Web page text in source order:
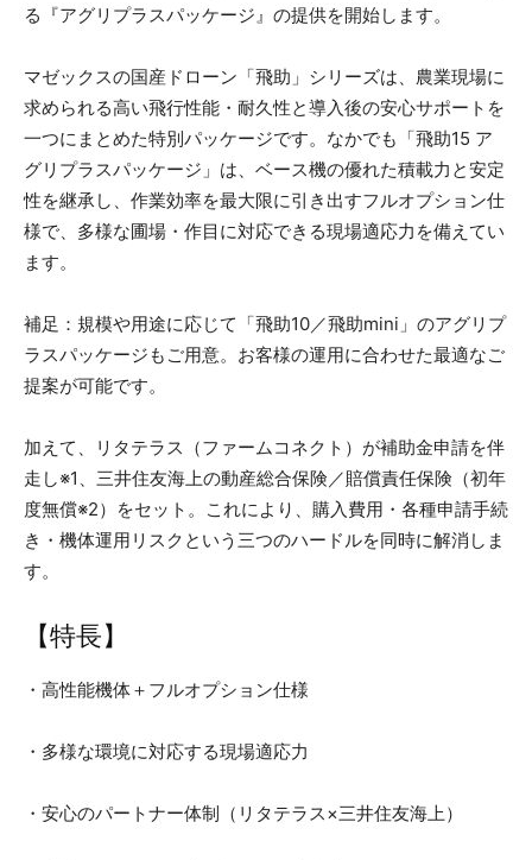
る『アグリプラスパッケージ』の提供を開始します。
マゼックスの国産ドローン「飛助」シリーズは、農業現場に
求められる高い飛行性能・耐久性と導入後の安心サポートを
一つにまとめた特別パッケージです。なかでも「飛助15 ア
グリプラスパッケージ」は、ベース機の優れた積載力と安定
性を継承し、作業効率を最大限に引き出すフルオプション仕
様で、多様な圃場・作目に対応できる現場適応力を備えてい
ます。
補足：規模や用途に応じて「飛助10／飛助mini」のアグリプ
ラスパッケージもご用意。お客様の運用に合わせた最適なご
提案が可能です。
加えて、リタテラス（ファームコネクト）が補助金申請を伴
走し※1、三井住友海上の動産総合保険／賠償責任保険（初年
度無償※2）をセット。これにより、購入費用・各種申請手続
き・機体運用リスクという三つのハードルを同時に解消しま
す。
【特長】
・高性能機体＋フルオプション仕様
・多様な環境に対応する現場適応力
・安心のパートナー体制（リタテラス×三井住友海上）